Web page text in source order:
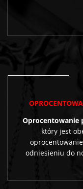
Oprocentowanie
który jest
odniesieniu do